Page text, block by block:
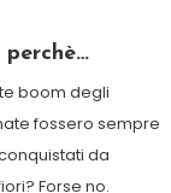
perchè…
boom degli
fossero sempre
da
Forse no.